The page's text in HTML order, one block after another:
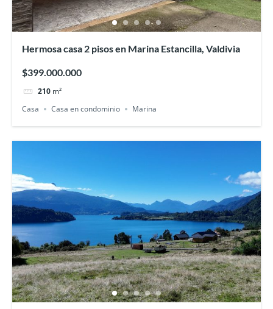
Hermosa casa 2 pisos en Marina Estancilla, Valdivia
$399.000.000
210 m²
Casa
Casa en condominio Marina